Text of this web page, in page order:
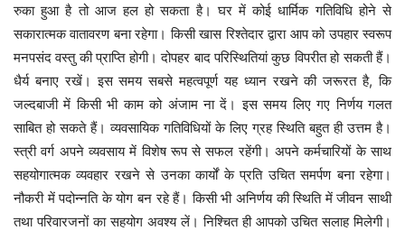
रुका हुआ है तो आज हल हो सकता है। घर में कोई धार्मिक गतिविधि होने से
सकारात्मक वातावरण बना रहेगा। किसी खास रिश्तेदार द्वारा आप को उपहार स्वरूप
मनपसंद वस्तु की प्राप्ति होगी। दोपहर बाद परिस्थितियां कुछ विपरीत हो सकती हैं।
धैर्य बनाए रखें। इस समय सबसे महत्वपूर्ण यह ध्यान रखने की जरूरत है, कि
जल्दबाजी में किसी भी काम को अंजाम ना दें। इस समय लिए गए निर्णय गलत
साबित हो सकते हैं। व्यवसायिक गतिविधियों के लिए ग्रह स्थिति बहुत ही उत्तम है।
स्त्री वर्ग अपने व्यवसाय में विशेष रूप से सफल रहेंगी। अपने कर्मचारियों के साथ
सहयोगात्मक व्यवहार रखने से उनका कार्यों के प्रति उचित समर्पण बना रहेगा।
नौकरी में पदोन्नति के योग बन रहे हैं। किसी भी अनिर्णय की स्थिति में जीवन साथी
तथा परिवारजनों का सहयोग अवश्य लें। निश्चित ही आपको उचित सलाह मिलेगी।